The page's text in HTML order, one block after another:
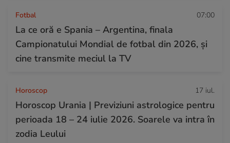
Fotbal 07:00
La ce oră e Spania – Argentina, finala
Campionatului Mondial de fotbal din 2026, și
cine transmite meciul la TV
Horoscop 17 iul.
Horoscop Urania | Previziuni astrologice pentru
perioada 18 – 24 iulie 2026. Soarele va intra în
zodia Leului